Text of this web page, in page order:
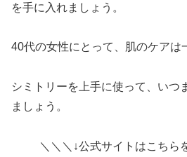
を手に入れましょう。
40代の女性にとって、肌のケアは
シミトリーを上手に使って、いつ
ましょう。
＼＼＼↓公式サイトはこちら